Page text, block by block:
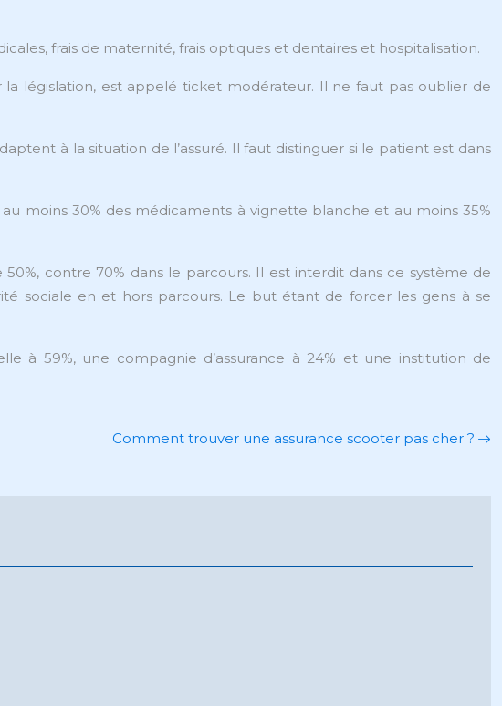
frais de maternité, frais optiques et dentaires et hospitalisation.
législation, est appelé ticket modérateur. Il ne faut pas oublier de
à la situation de l’assuré. Il faut distinguer si le patient est dans
moins 30% des médicaments à vignette blanche et au moins 35%
contre 70% dans le parcours. Il est interdit dans ce système de
sociale en et hors parcours. Le but étant de forcer les gens à se
à 59%, une compagnie d’assurance à 24% et une institution de
Comment trouver une assurance scooter pas cher ?